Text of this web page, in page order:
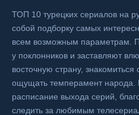
ТОП 10 турецких сериалов на
собой подборку самых
всем возможным параметрам.
у поклонников и заставляют
восточную страну, знакомиться
ощущать темперамент народа.
расписание выхода серий,
следить за любимым